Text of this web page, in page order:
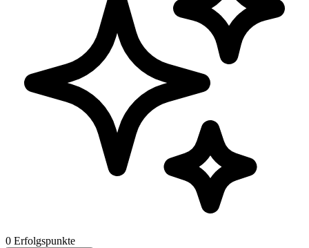
0 Erfolgspunkte